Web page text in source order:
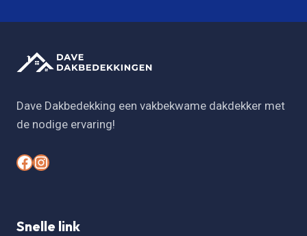
Dave Dakbedekking een vakbekwame dakdekker met
de nodige ervaring!
# #
Snelle link